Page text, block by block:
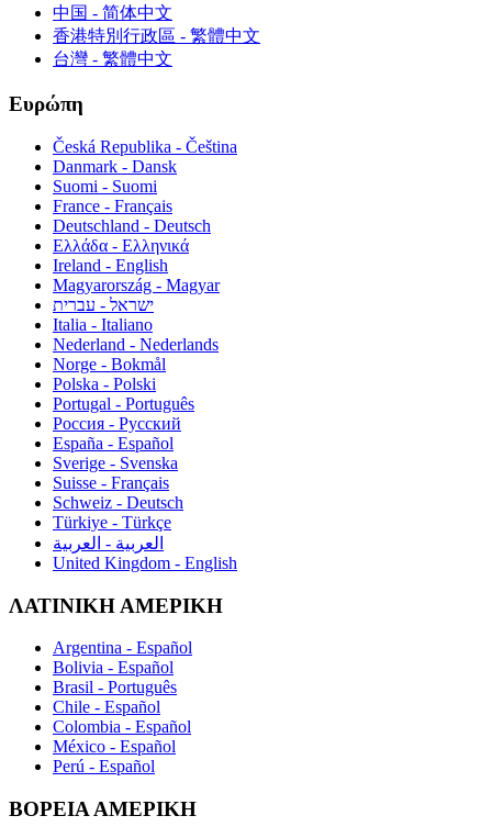
中国 - 简体中文
香港特別行政區 - 繁體中文
台灣 - 繁體中文
Ευρώπη
Česká Republika - Čeština
Danmark - Dansk
Suomi - Suomi
France - Français
Deutschland - Deutsch
Ελλάδα - Ελληνικά
Ireland - English
Magyarország - Magyar
ישראל - עברית
Italia - Italiano
Nederland - Nederlands
Norge - Bokmål
Polska - Polski
Portugal - Português
Россия - Русский
España - Español
Sverige - Svenska
Suisse - Français
Schweiz - Deutsch
Türkiye - Türkçe
العربية - العربية
United Kingdom - English
ΛΑΤΙΝΙΚΗ ΑΜΕΡΙΚΗ
Argentina - Español
Bolivia - Español
Brasil - Português
Chile - Español
Colombia - Español
México - Español
Perú - Español
ΒΟΡΕΙΑ ΑΜΕΡΙΚΗ